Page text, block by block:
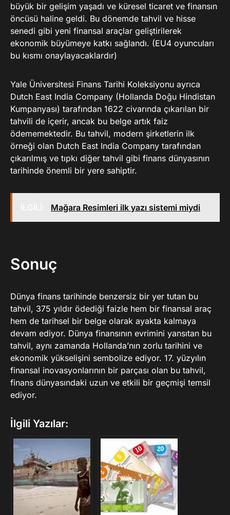
büyük bir gelişim yaşadı ve küresel ticaret ve finansın
öncüsü haline geldi. Bu dönemde tahvil ve hisse
senedi gibi yeni finansal araçlar geliştirilerek
ekonomik büyümeye katkı sağlandı. (EU4 oyuncuları
bu kısmı onaylayacaklardır)
Yale Üniversitesi Finans Tarihi Koleksiyonu ayrıca
Dutch East India Company (Hollanda Doğu Hindistan
Kumpanyası) tarafından 1622 civarında çıkarılan bir
tahvili de içerir, ancak bu belge artık faiz
ödememektedir. Bu tahvil, modern şirketlerin ilk
örneği olan Dutch East India Company tarafından
çıkarılmış ve tıpkı diğer tahvil gibi finans dünyasının
tarihinde önemli bir yere sahiptir.
Mağara Resimleri ilk yazı sistemi miydi
Sonuç
Dünya finans tarihinde benzersiz bir yer tutan bu
tahvil, 375 yıldır ödediği faizle hem bir finansal araç
hem de tarihsel bir belge olarak ayakta kalmaya
devam ediyor. Dünya finansının evrimini yansıtan bu
tahvil, aynı zamanda Hollanda’nın zorlu tarihini ve
ekonomik yükselişini sembolize ediyor. 17. yüzyılın
finansal inovasyonlarının bir parçası olan bu tahvil,
finans dünyasındaki uzun ve etkili bir geçmişi temsil
ediyor.
İlgili Yazılar: